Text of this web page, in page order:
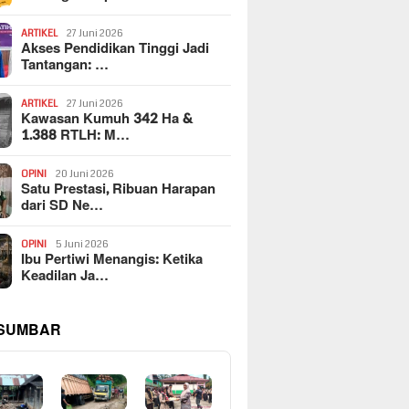
ARTIKEL 27 Juni 2026
Akses Pendidikan Tinggi Jadi
Tantangan: …
ARTIKEL 27 Juni 2026
Kawasan Kumuh 342 Ha &
1.388 RTLH: M…
OPINI 20 Juni 2026
Satu Prestasi, Ribuan Harapan
dari SD Ne…
OPINI 5 Juni 2026
Ibu Pertiwi Menangis: Ketika
Keadilan Ja…